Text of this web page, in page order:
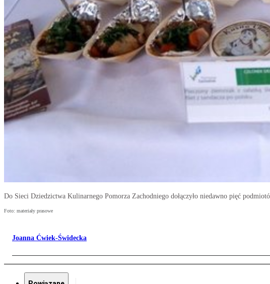
Do Sieci Dziedzictwa Kulinarnego Pomorza Zachodniego dołączyło niedawno pięć
Foto: materiały prasowe
Joanna Ćwiek-Świdecka